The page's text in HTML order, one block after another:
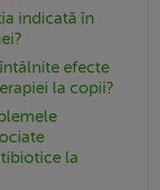
indicată în
efecte
la copii?
la